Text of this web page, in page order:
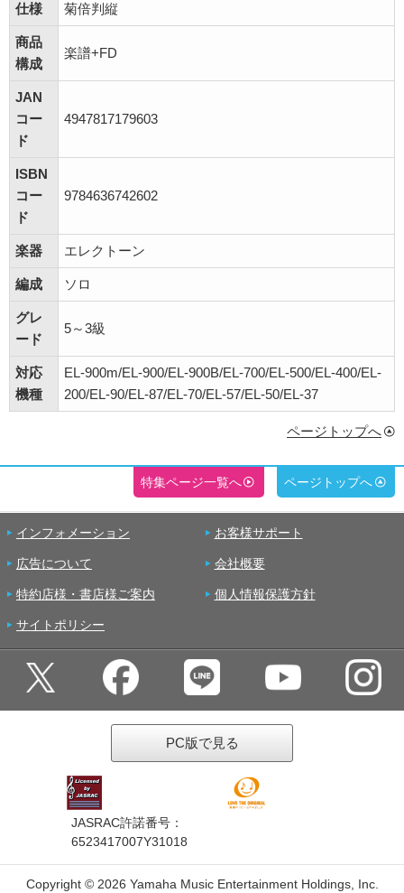
仕様 菊倍判縦
商品
構成
楽譜+FD
JAN
コー
ド
4947817179603
ISBN
コー
ド
9784636742602
楽器 エレクトーン
編成 ソロ
グレ
ード
5～3級
対応
機種
EL-900m/EL-900/EL-900B/EL-700/EL-500/EL-400/EL-
200/EL-90/EL-87/EL-70/EL-57/EL-50/EL-37
ページトップへ
特集ページ一覧へ ページトップへ
インフォメーション お客様サポート
広告について 会社概要
特約店様・書店様ご案内 個人情報保護方針
サイトポリシー
PC版で見る
JASRAC許諾番号：
6523417007Y31018
Copyright © 2026 Yamaha Music Entertainment Holdings, Inc.